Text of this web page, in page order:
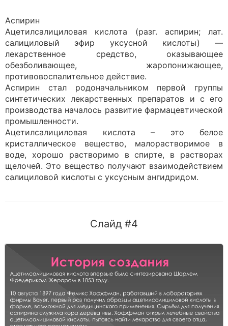
Аспирин
Ацетилсалициловая кислота (разг. аспирин; лат.
салициловый эфир уксусной кислоты) —
лекарственное средство, оказывающее
обезболивающее, жаропонижающее,
противовоспалительное действие.
Аспирин стал родоначальником первой группы
синтетических лекарственных препаратов и с его
производства началось развитие фармацевтической
промышленности.
Ацетилсалициловая кислота – это белое
кристаллическое вещество, малорастворимое в
воде, хорошо растворимо в спирте, в растворах
щелочей. Это вещество получают взаимодействием
салициловой кислоты с уксусным ангидридом.
Слайд #4